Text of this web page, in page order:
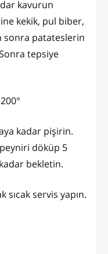
kavurun
kekik, pul biber,
sonra patateslerin
tepsiye
kadar pişirin.
peyniri döküp 5
bekletin.
sıcak servis yapın.